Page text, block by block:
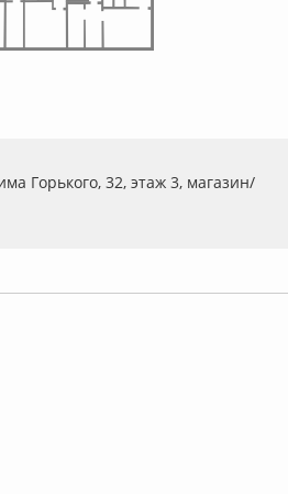
Горького, 32, этаж 3, магазин/